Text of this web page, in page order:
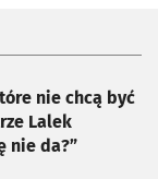
nie chcą być
Lalek
nie da?”